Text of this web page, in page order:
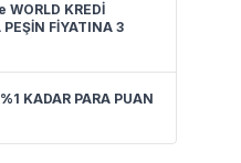
WORLD KREDİ
FİYATINA 3
KADAR PARA PUAN